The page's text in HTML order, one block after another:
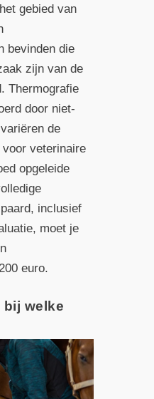
gebied van
bevinden die
zijn van de
Thermografie
door niet-
de
veterinaire
opgeleide
inclusief
moet je
euro.
bij welke